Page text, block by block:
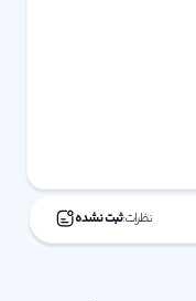
نظرات:ثبت نشده